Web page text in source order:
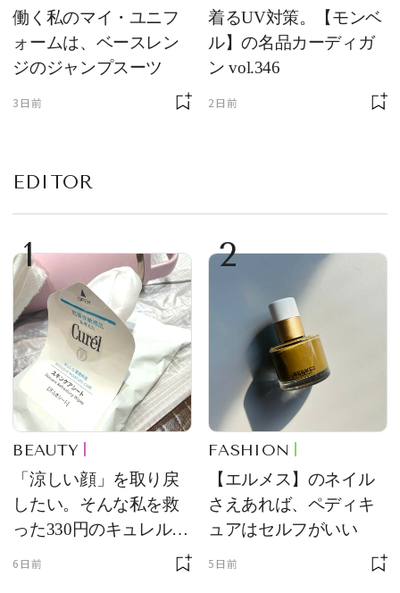
働く私のマイ・ユニフ
ォームは、ベースレン
ジのジャンプスーツ
3日前
着るUV対策。【モンベ
ル】の名品カーディガ
ン vol.346
2日前
EDITOR
1
BEAUTY
「涼しい顔」を取り戻
したい。そんな私を救
った330円のキュレル名
6日前
2
FASHION
【エルメス】のネイル
さえあれば、ペディキ
ュアはセルフがいい
5日前